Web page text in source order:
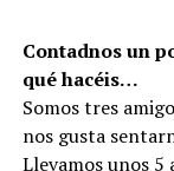
Contadnos un
qué hacéis…
Somos tres
nos gusta
Llevamos unos 5